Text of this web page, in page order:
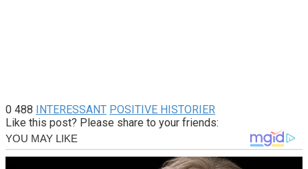
0 488 INTERESSANT POSITIVE HISTORIER
Like this post? Please share to your friends: